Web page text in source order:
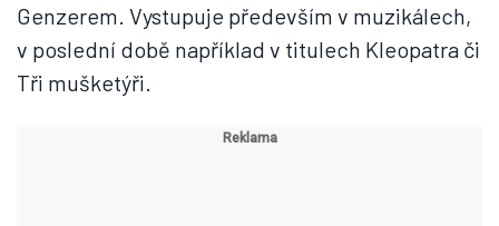
Genzerem. Vystupuje především v muzikálech,
v poslední době například v titulech Kleopatra či
Tři mušketýři.